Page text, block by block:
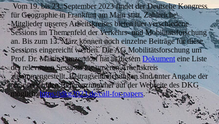
Vom 19. bis 23. September 2023 findet der Deutsche Kongress
für Geographie in Frankfurt am Main statt. Zahlreiche
Mitglieder unseres Arbeitskreises bieten hier verschiedene
Sessions im Themenfeld der Verkehrs- und Mobilitätsforschung
an. Bis zum 13. März können noch einzelne Beiträge für diese
Sessions eingereicht werden. Die AG Mobilitätsforschung um
Prof. Dr. Martin Lanzendorf hat in diesemDokument eine Liste
der relevanten Sessions für unseren Arbeitskreis
zusammengestellt. Beitragseinreichungen sind unter Angabe der
entsprechenden Referenznummer auf der Webseite des DKG
möglich:https://dkg2023.de/call-for-papers.